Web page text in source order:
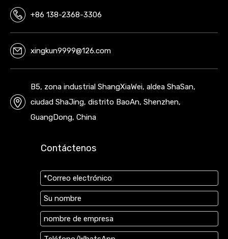
+86 138-2368-3306
xingkun9999@126.com
B5, zona industrial ShangXiaWei, aldea ShaSan,
ciudad ShaJing, distrito BaoAn, Shenzhen,
GuangDong, China
Contáctenos